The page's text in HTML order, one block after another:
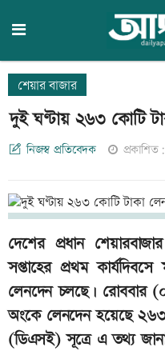
শেয়ার বাজার
দুই ঘণ্টায় ২৬৩ কোটি
নিজস্ব প্রতিবেদক
দেশের প্রধান
সপ্তাহের প্রথম
লেনদেন চলছে। রোববার
অংকে লেনদেন হয়েছে ২৬৩
(ডিএসই) সূত্রে এ তথ্য